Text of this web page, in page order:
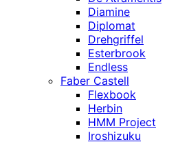
Diamine
Diplomat
Drehgriffel
Esterbrook
Endless
Faber Castell
Flexbook
Herbin
HMM Project
Iroshizuku